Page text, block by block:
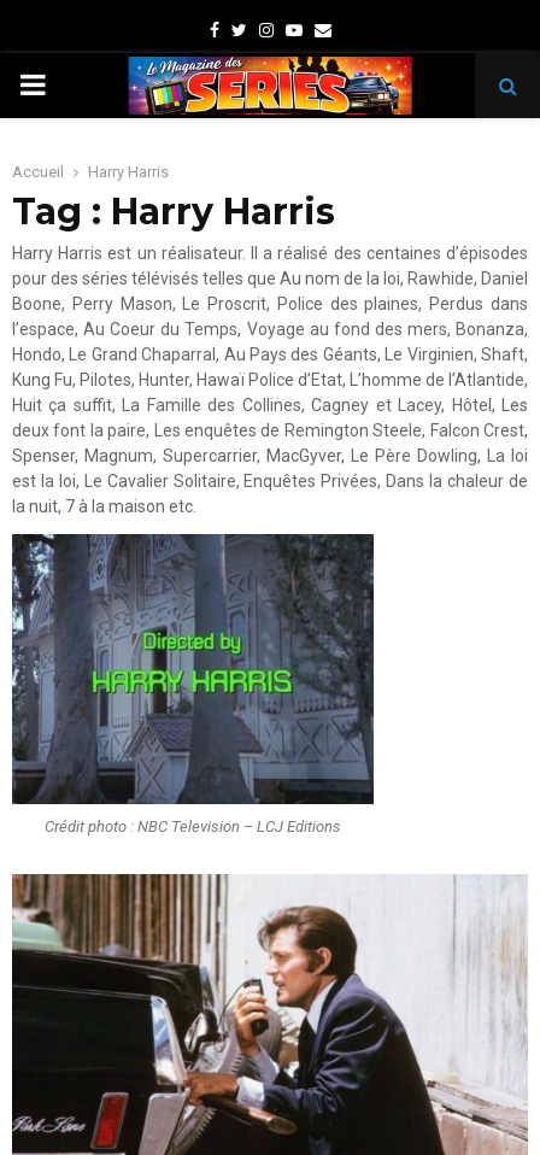
Facebook
TwitterInstagram
Youtube
Email
PRIMARY
Accueil Harry Harris
Tag : Harry Harris
Harry Harris est un réalisateur. Il a réalisé des centaines d’épisodes
pour des séries télévisés telles que Au nom de la loi, Rawhide, Daniel
Boone, Perry Mason, Le Proscrit, Police des plaines, Perdus dans
l’espace, Au Coeur du Temps, Voyage au fond des mers, Bonanza,
Hondo, Le Grand Chaparral, Au Pays des Géants, Le Virginien, Shaft,
Kung Fu, Pilotes, Hunter, Hawaï Police d’Etat, L’homme de l’Atlantide,
Huit ça suffit, La Famille des Collines, Cagney et Lacey, Hôtel, Les
deux font la paire, Les enquêtes de Remington Steele, Falcon Crest,
Spenser, Magnum, Supercarrier, MacGyver, Le Père Dowling, La loi
est la loi, Le Cavalier Solitaire, Enquêtes Privées, Dans la chaleur de
la nuit, 7 à la maison etc.
Crédit photo : NBC Television – LCJ Editions